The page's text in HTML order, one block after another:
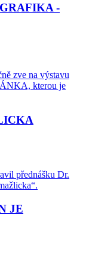
-
zve na výstavu
kterou je
přednášku Dr.
JE